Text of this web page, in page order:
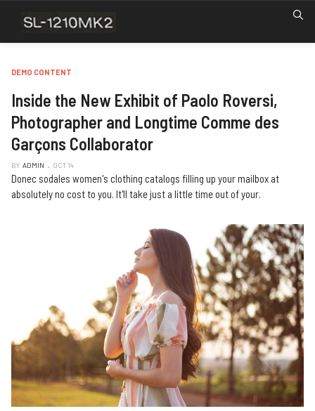
DEMO CONTENT
Inside the New Exhibit of Paolo Roversi,
Photographer and Longtime Comme des
Garçons Collaborator
BY ADMIN OCT 14
Donec sodales women's clothing catalogs filling up your mailbox at
absolutely no cost to you. It'll take just a little time out of your.